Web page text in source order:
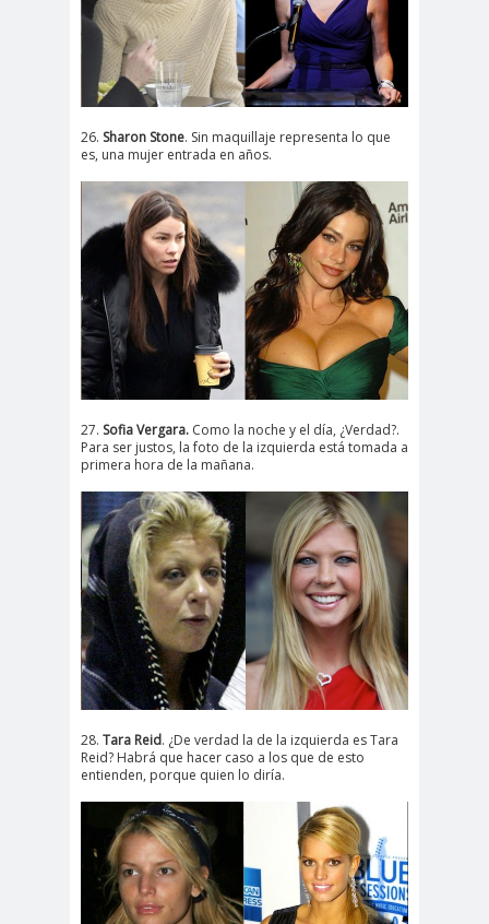
26. Sharon Stone. Sin maquillaje representa lo que
es, una mujer entrada en años.
27. Sofia Vergara. Como la noche y el día, ¿Verdad?.
Para ser justos, la foto de la izquierda está tomada a
primera hora de la mañana.
28. Tara Reid. ¿De verdad la de la izquierda es Tara
Reid? Habrá que hacer caso a los que de esto
entienden, porque quien lo diría.